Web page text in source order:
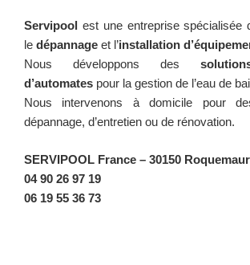
Servipool est une entreprise spécialisée
le dépannage et l’installation
Nous développons des
d’automates pour la gestion de l’eau de
Nous intervenons à domicile pour
dépannage, d’entretien ou de rénovation.
SERVIPOOL France – 30150
04 90 26 97 19
06 19 55 36 73